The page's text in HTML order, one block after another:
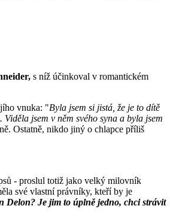
s níž účinkoval v romantickém
vnuka: "Byla jsem si jistá, že je to dítě
jsem v něm svého syna a byla jsem
Ostatně, nikdo jiný o chlapce příliš
- proslul totiž jako velký milovník
své vlastní právníky, kteří by je
Delon? Je jim to úplně jedno, chci strávit